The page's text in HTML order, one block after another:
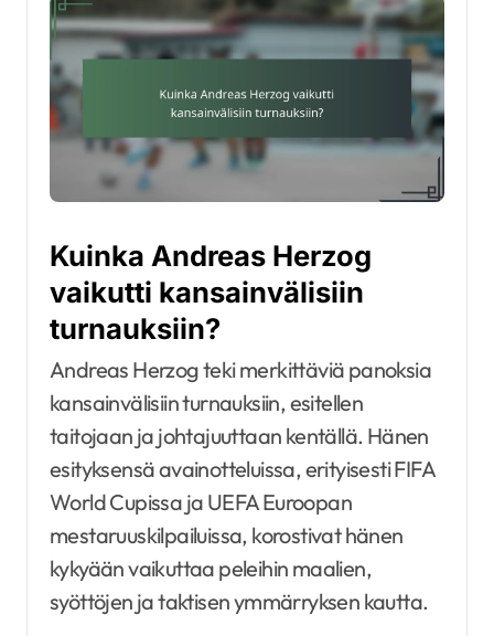
Kuinka Andreas Herzog
vaikutti kansainvälisiin
turnauksiin?
Andreas Herzog teki merkittäviä panoksia
kansainvälisiin turnauksiin, esitellen
taitojaan ja johtajuuttaan kentällä. Hänen
esityksensä avainotteluissa, erityisesti FIFA
World Cupissa ja UEFA Euroopan
mestaruuskilpailuissa, korostivat hänen
kykyään vaikuttaa peleihin maalien,
syöttöjen ja taktisen ymmärryksen kautta.